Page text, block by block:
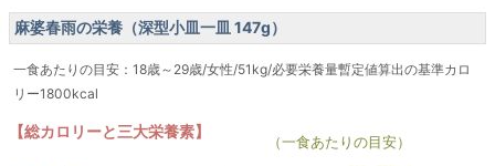
麻婆春雨の栄養（深型小皿一皿 147g）
一食あたりの目安：18歳～29歳/女性/51kg/必要栄養量暫定値算出の基準カロ
リー1800kcal
【総カロリーと三大栄養素】
（一食あたりの目安）